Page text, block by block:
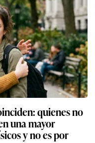
quienes no
una mayor
y no es por